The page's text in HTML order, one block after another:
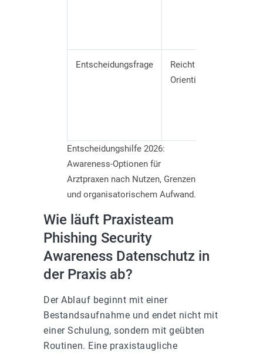
Entscheidungsfrage
Reicht
Orientierung?
Entscheidungshilfe 2026:
Awareness-Optionen für
Arztpraxen nach Nutzen, Grenzen
und organisatorischem Aufwand.
Wie läuft Praxisteam
Phishing Security
Awareness Datenschutz in
der Praxis ab?
Der Ablauf beginnt mit einer
Bestandsaufnahme und endet nicht mit
einer Schulung, sondern mit geübten
Routinen. Eine praxistaugliche